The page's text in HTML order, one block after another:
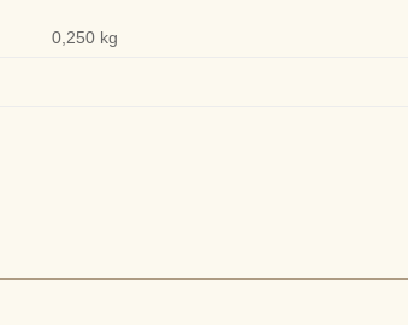
0,250 kg